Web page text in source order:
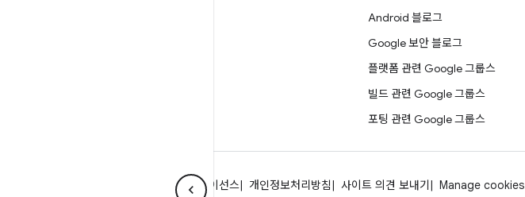
Android 블로그
Google 보안 블로그
플랫폼 관련 Google 그룹스
빌드 관련 Google 그룹스
포팅 관련 Google 그룹스
법률 조항 라이선스 개인정보처리방침 사이트 의견 보내기 Manage cookies